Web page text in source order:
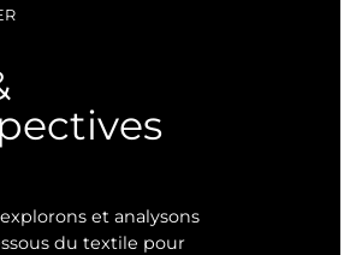
et analysons
du textile pour